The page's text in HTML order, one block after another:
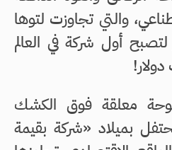
والتي تجاوزت لتوها
لتصبح أول شركة في العالم
معلقة فوق الكشك
بميلاد «شركة بقيمة